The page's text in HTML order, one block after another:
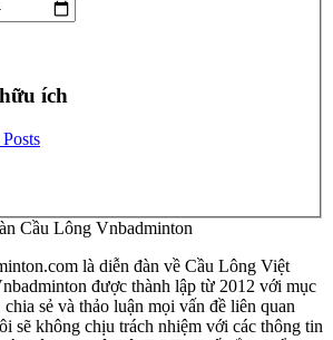
ích
Cầu Lông Vnbadminton
là diễn đàn về Cầu Lông Việt
được thành lập từ 2012 với mục
sẻ và thảo luận mọi vấn đề liên quan
sẽ không chịu trách nhiệm với các thông tin